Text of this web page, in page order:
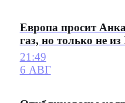
Европа просит
газ, но только не
21:49
6 АВГ